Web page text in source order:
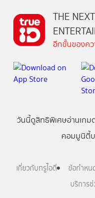
THE
อีกขั้นของคว
วันนี้ดูสิทธิพิเศษอ่านเกม
คอมมูนิตี้
เกี่ยวกับทรูไอดี ข้อกำหน
บริการช่